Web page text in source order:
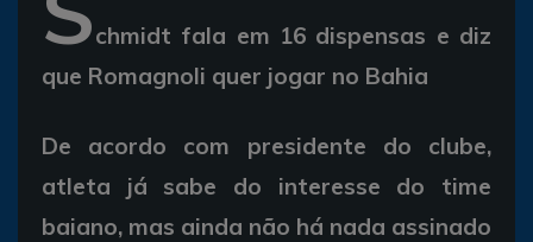
chmidt fala em 16 dispensas e diz
que Romagnoli quer jogar no Bahia
De acordo com presidente do clube,
atleta já sabe do interesse do time
baiano, mas ainda não há nada assinado